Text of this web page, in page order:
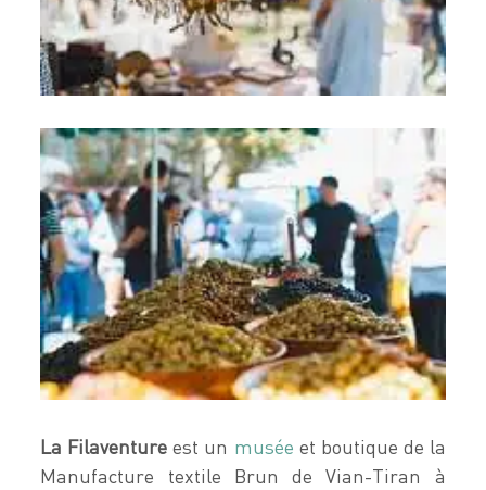
La Filaventure est un musée et boutique de la
Manufacture textile Brun de Vian-Tiran à